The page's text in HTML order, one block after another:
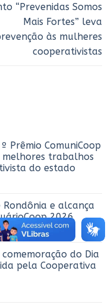
“Prevenidas Somos
Mais Fortes” leva
às mulheres
cooperativistas
Prêmio ComuniCoop
melhores trabalhos
do estado
e alcança
2026
comemoração do Dia
pela Cooperativa